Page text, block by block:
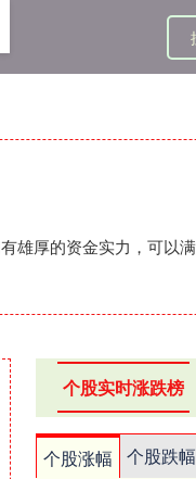
雄厚的资金实力，可以
个股实时涨跌榜
个股涨幅 个股跌幅